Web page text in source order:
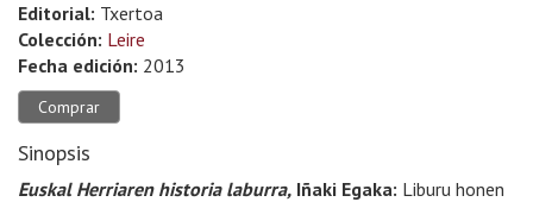
Editorial: Txertoa
Colección: Leire
Fecha edición: 2013
Comprar
Sinopsis
Euskal Herriaren historia laburra, Iñaki Egaka: Liburu honen